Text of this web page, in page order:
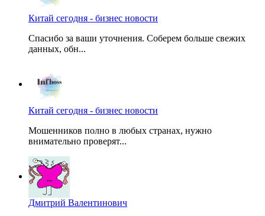
Китай сегодня - бизнес новости
Спасибо за ваши уточнения. Соберем больше свежих
данных, обн...
Китай сегодня - бизнес новости
Мошенников полно в любых странах, нужно
внимательно проверят...
Дмитрий Валентинович